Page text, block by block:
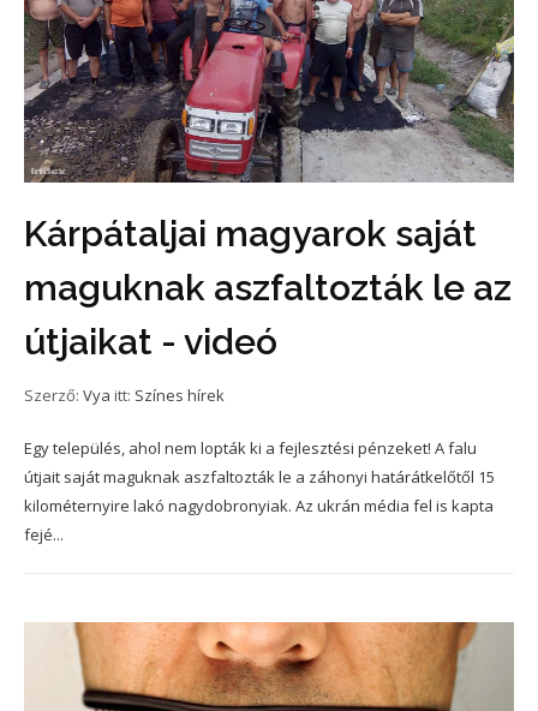
Kárpátaljai magyarok saját
maguknak aszfaltozták le az
útjaikat - videó
Szerző: Vya itt: Színes hírek
Egy település, ahol nem lopták ki a fejlesztési pénzeket! A falu
útjait saját maguknak aszfaltozták le a záhonyi határátkelőtől 15
kilométernyire lakó nagydobronyiak. Az ukrán média fel is kapta
fejé...